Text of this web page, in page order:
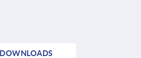
DOWNLOADS